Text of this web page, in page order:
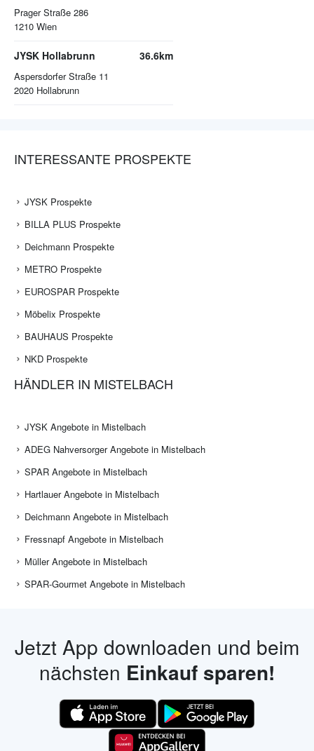
Prager Straße 286
1210 Wien
JYSK Hollabrunn
Aspersdorfer Straße 11
2020 Hollabrunn
36.6km
INTERESSANTE PROSPEKTE
JYSK Prospekte
BILLA PLUS Prospekte
Deichmann Prospekte
METRO Prospekte
EUROSPAR Prospekte
Möbelix Prospekte
BAUHAUS Prospekte
NKD Prospekte
HÄNDLER IN MISTELBACH
JYSK Angebote in Mistelbach
ADEG Nahversorger Angebote in Mistelbach
SPAR Angebote in Mistelbach
Hartlauer Angebote in Mistelbach
Deichmann Angebote in Mistelbach
Fressnapf Angebote in Mistelbach
Müller Angebote in Mistelbach
SPAR-Gourmet Angebote in Mistelbach
Jetzt App downloaden und beim
nächsten Einkauf sparen!